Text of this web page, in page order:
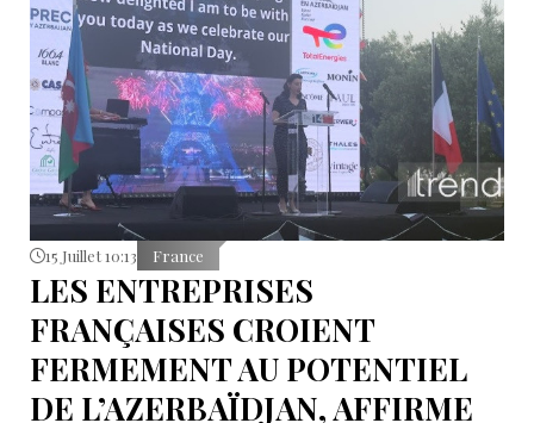
15 Juillet 10:13 France
LES ENTREPRISES
FRANÇAISES CROIENT
FERMEMENT AU POTENTIEL
DE L’AZERBAÏDJAN, AFFIRME